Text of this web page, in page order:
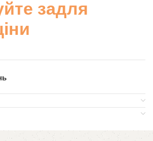
задля